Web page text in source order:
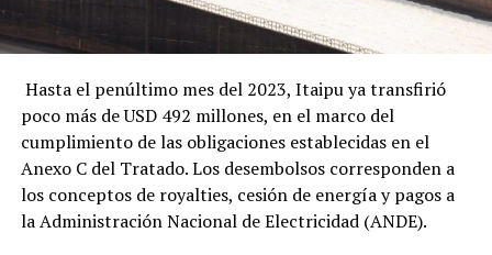
Hasta el penúltimo mes del 2023, Itaipu ya transfirió
poco más de USD 492 millones, en el marco del
cumplimiento de las obligaciones establecidas en el
Anexo C del Tratado. Los desembolsos corresponden a
los conceptos de royalties, cesión de energía y pagos a
la Administración Nacional de Electricidad (ANDE).